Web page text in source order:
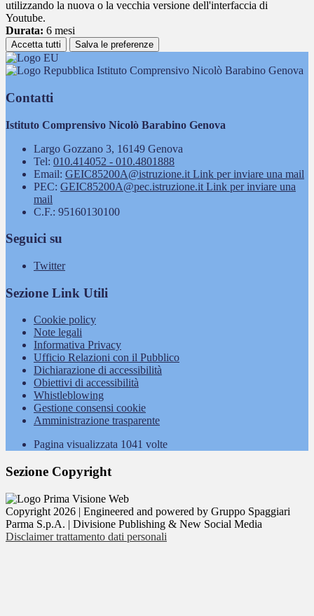
utilizzando la nuova o la vecchia versione dell'interfaccia di
Youtube.
Durata: 6 mesi
Accetta tutti Salva le preferenze
Istituto Comprensivo Nicolò Barabino Genova
Contatti
Istituto Comprensivo Nicolò Barabino Genova
Largo Gozzano 3, 16149 Genova
Tel: 010.414052 - 010.4801888
Email: GEIC85200A@istruzione.it Link per inviare una mail
PEC: GEIC85200A@pec.istruzione.it Link per inviare una
mail
C.F.: 95160130100
Seguici su
Twitter
Sezione Link Utili
Cookie policy
Note legali
Informativa Privacy
Ufficio Relazioni con il Pubblico
Dichiarazione di accessibilità
Obiettivi di accessibilità
Whistleblowing
Gestione consensi cookie
Amministrazione trasparente
Pagina visualizzata 1041 volte
Sezione Copyright
Copyright 2026 | Engineered and powered by Gruppo Spaggiari
Parma S.p.A. | Divisione Publishing & New Social Media
Disclaimer trattamento dati personali